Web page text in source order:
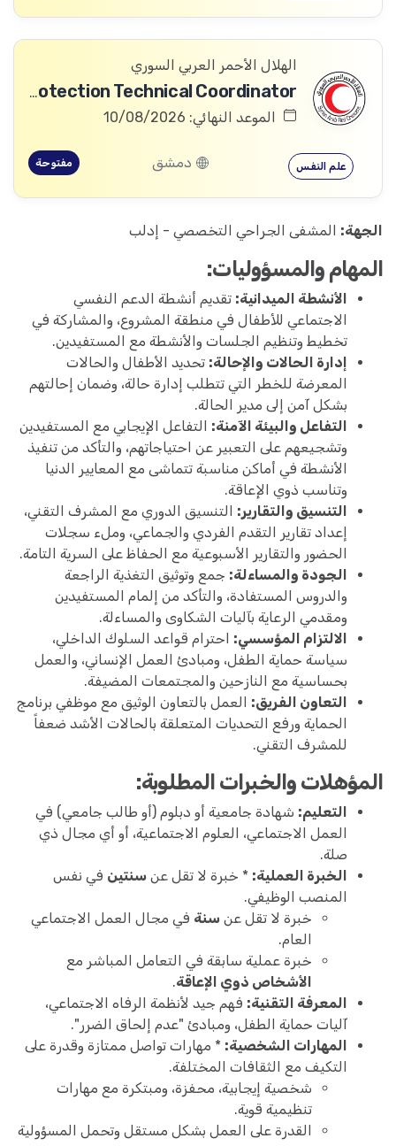
الهلال الأحمر العربي السوري
Community Services and Protection Technical Coordinator
الموعد النهائي: 10/08/2026
علم النفس دمشق مفتوحة
الجهة: المشفى الجراحي التخصصي - إدلب
المهام والمسؤوليات:
الأنشطة الميدانية: تقديم أنشطة الدعم النفسي
الاجتماعي للأطفال في منطقة المشروع، والمشاركة في
تخطيط وتنظيم الجلسات والأنشطة مع المستفيدين.
إدارة الحالات والإحالة: تحديد الأطفال والحالات
المعرضة للخطر التي تتطلب إدارة حالة، وضمان إحالتهم
بشكل آمن إلى مدير الحالة.
التفاعل والبيئة الآمنة: التفاعل الإيجابي مع المستفيدين
وتشجيعهم على التعبير عن احتياجاتهم، والتأكد من تنفيذ
الأنشطة في أماكن مناسبة تتماشى مع المعايير الدنيا
وتناسب ذوي الإعاقة.
التنسيق والتقارير: التنسيق الدوري مع المشرف التقني،
إعداد تقارير التقدم الفردي والجماعي، وملء سجلات
الحضور والتقارير الأسبوعية مع الحفاظ على السرية التامة.
الجودة والمساءلة: جمع وتوثيق التغذية الراجعة
والدروس المستفادة، والتأكد من إلمام المستفيدين
ومقدمي الرعاية بآليات الشكاوى والمساءلة.
الالتزام المؤسسي: احترام قواعد السلوك الداخلي،
سياسة حماية الطفل، ومبادئ العمل الإنساني، والعمل
بحساسية مع النازحين والمجتمعات المضيفة.
التعاون الفريق: العمل بالتعاون الوثيق مع موظفي برنامج
الحماية ورفع التحديات المتعلقة بالحالات الأشد ضعفاً
للمشرف التقني.
المؤهلات والخبرات المطلوبة:
التعليم: شهادة جامعية أو دبلوم (أو طالب جامعي) في
العمل الاجتماعي، العلوم الاجتماعية، أو أي مجال ذي
صلة.
الخبرة العملية: * خبرة لا تقل عن سنتين في نفس
المنصب الوظيفي.
خبرة لا تقل عن سنة في مجال العمل الاجتماعي
العام.
خبرة عملية سابقة في التعامل المباشر مع
الأشخاص ذوي الإعاقة.
المعرفة التقنية: فهم جيد لأنظمة الرفاه الاجتماعي،
آليات حماية الطفل، ومبادئ "عدم إلحاق الضرر".
المهارات الشخصية: * مهارات تواصل ممتازة وقدرة على
التكيف مع الثقافات المختلفة.
شخصية إيجابية، محفزة، ومبتكرة مع مهارات
تنظيمية قوية.
القدرة على العمل بشكل مستقل وتحمل المسؤولية